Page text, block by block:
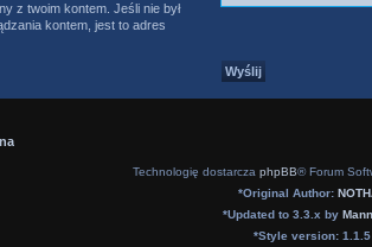
z twoim kontem. Jeśli nie był
kontem, jest to adres
Technologię dostarcza phpBB® Forum
*Original Author:
*Updated to 3.3.x by
*Style version: 1.1.5